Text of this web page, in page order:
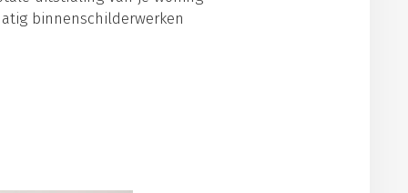
binnenschilderwerken